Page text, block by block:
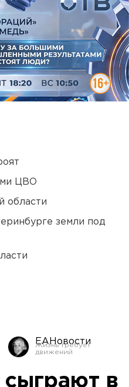
ЦВО
области
земли под
ЕАНовости
в